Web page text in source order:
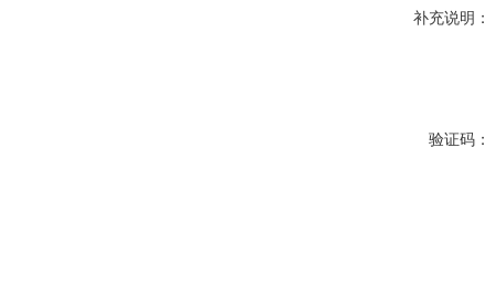
补充说明：
验证码：